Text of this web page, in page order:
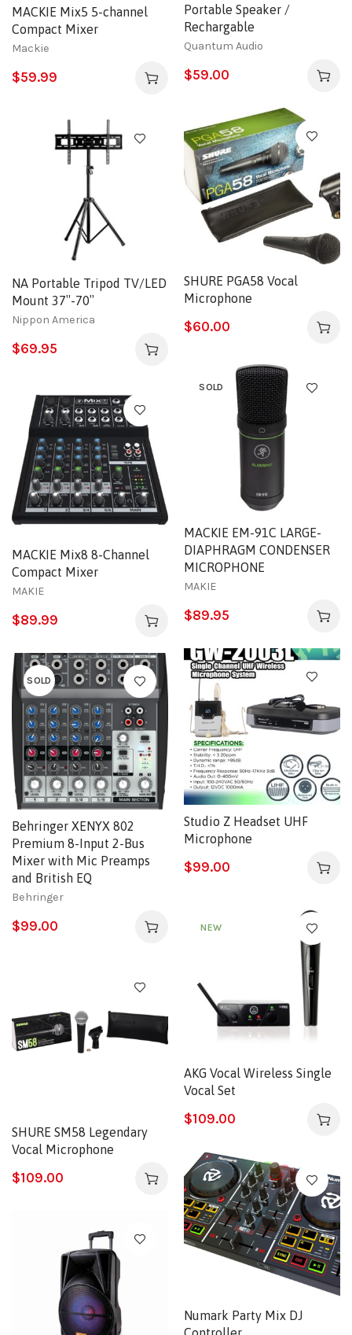
Portable Speaker /
Rechargable
Quantum Audio
$59.00
MACKIE Mix5 5-channel
Compact Mixer
Mackie
$59.99
SHURE PGA58 Vocal
Microphone
$60.00
NA Portable Tripod TV/LED
Mount 37″-70″
Nippon America
$69.95
SOLD
MACKIE EM-91C LARGE-
DIAPHRAGM CONDENSER
MICROPHONE
MAKIE
$89.95
MACKIE Mix8 8-Channel
Compact Mixer
MAKIE
$89.99
Studio Z Headset UHF
Microphone
$99.00
SOLD
Behringer XENYX 802
Premium 8-Input 2-Bus
Mixer with Mic Preamps
and British EQ
Behringer
$99.00 NEW
AKG Vocal Wireless Single
Vocal Set
$109.00
SHURE SM58 Legendary
Vocal Microphone
$109.00
Numark Party Mix DJ